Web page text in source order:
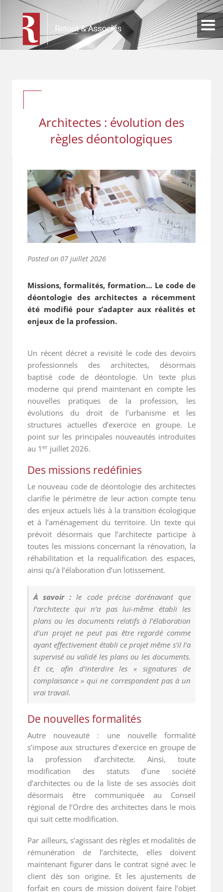
Architectes : évolution des
règles déontologiques
Posted on 07 juillet 2026
Missions, formalités, formation… Le code de
déontologie des architectes a récemment
été modifié pour s’adapter aux réalités et
enjeux de la profession.
Un récent décret a revisité le code des devoirs
professionnels des architectes, désormais
baptisé code de déontologie. Un texte plus
moderne qui prend maintenant en compte les
nouvelles pratiques de la profession, les
évolutions du droit de l’urbanisme et les
structures actuelles d’exercice en groupe. Le
point sur les principales nouveautés introduites
au 1 er juillet 2026.
Des missions redéfinies
Le nouveau code de déontologie des architectes
clarifie le périmètre de leur action compte tenu
des enjeux actuels liés à la transition écologique
et à l’aménagement du territoire. Un texte qui
prévoit désormais que l’architecte participe à
toutes les missions concernant la rénovation, la
réhabilitation et la requalification des espaces,
ainsi qu’à l’élaboration d’un lotissement.
À savoir : le code précise dorénavant que
l’architecte qui n’a pas lui-même établi les
plans ou les documents relatifs à l’élaboration
d’un projet ne peut pas être regardé comme
ayant effectivement établi ce projet même s’il l’a
supervisé ou validé les plans ou les documents.
Et ce, afin d’interdire les « signatures de
complaisance » qui ne correspondent pas à un
vrai travail.
De nouvelles formalités
Autre nouveauté : une nouvelle formalité
s’impose aux structures d’exercice en groupe de
la profession d’architecte. Ainsi, toute
modification des statuts d’une société
d’architectes ou de la liste de ses associés doit
désormais être communiquée au Conseil
régional de l’Ordre des architectes dans le mois
qui suit cette modification.
Par ailleurs, s’agissant des règles et modalités de
rémunération de l’architecte, elles doivent
maintenant figurer dans le contrat signé avec le
client dès son origine. Et les ajustements de
forfait en cours de mission doivent faire l’objet